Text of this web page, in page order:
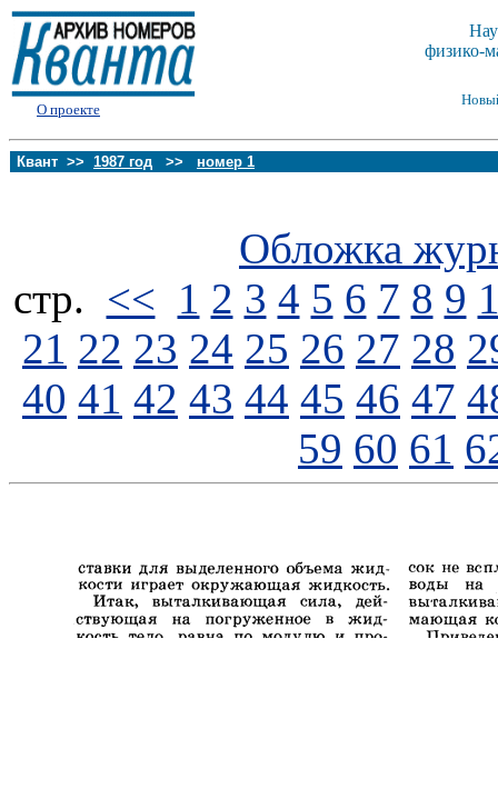
О проекте
физико-
Квант >> 1987 год >> номер 1
Обложка
стp. << 1 2 3 4 5 6 7 8 9
21 22 23 24 25 26 27 28
40 41 42 43 44 45 46 47
59 60 61